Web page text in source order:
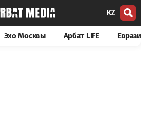
KZ
Эхо Москвы Арбат LIFE